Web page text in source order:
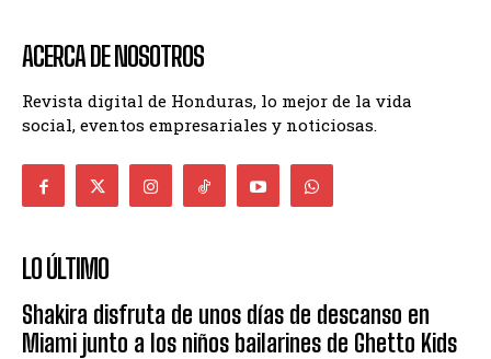
ACERCA DE NOSOTROS
Revista digital de Honduras, lo mejor de la vida
social, eventos empresariales y noticiosas.
LO ÚLTIMO
Shakira disfruta de unos días de descanso en
Miami junto a los niños bailarines de Ghetto Kids